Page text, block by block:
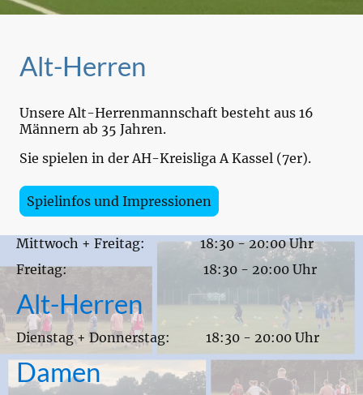
Alt-Herren
Unsere Alt-Herrenmannschaft besteht aus 16
Männern ab 35 Jahren.
Sie spielen in der AH-Kreisliga A Kassel (7er).
Spielinfos und Impressionen
Mittwoch + Freitag: 18:30 - 20:00 Uhr
Freitag: 18:30 - 20:00 Uhr
Alt-Herren
Dienstag + Donnerstag: 18:30 - 20:00 Uhr
Damen